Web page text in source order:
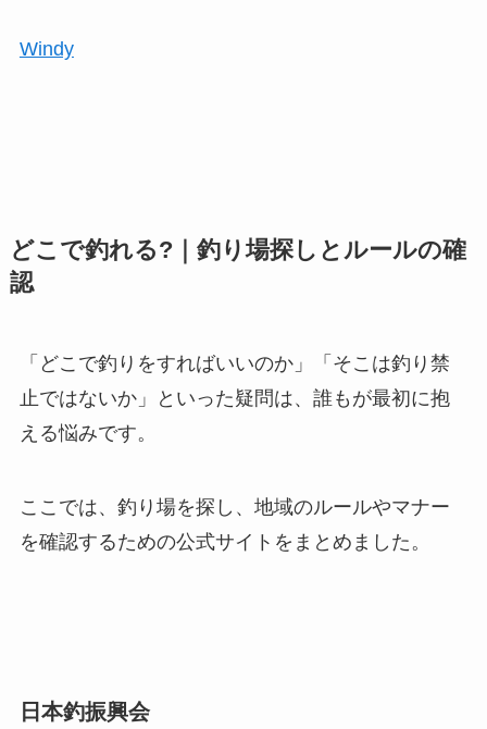
Windy
どこで釣れる?｜釣り場探しとルールの確
認
「どこで釣りをすればいいのか」「そこは釣り禁
止ではないか」といった疑問は、誰もが最初に抱
える悩みです。
ここでは、釣り場を探し、地域のルールやマナー
を確認するための公式サイトをまとめました。
日本釣振興会